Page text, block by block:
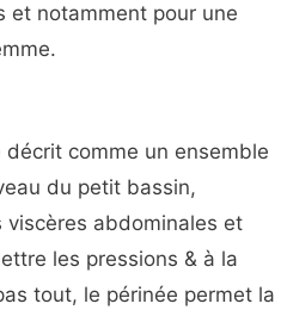
et notamment pour une
comme un ensemble
du petit bassin,
viscères abdominales et
les pressions & à la
tout, le périnée permet la